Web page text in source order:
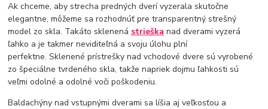
Ak chceme, aby strecha predných dverí vyzerala skutočne
elegantne, môžeme sa rozhodnúť pre transparentný strešný
model zo skla. Takáto sklenená strieška nad dverami vyzerá
ľahko a je takmer neviditeľná a svoju úlohu plní
perfektne. Sklenené prístrešky nad vchodové dvere sú vyrobené
zo špeciálne tvrdeného skla, takže napriek dojmu ľahkosti sú
veľmi odolné a odolné voči poškodeniu.
Baldachýny nad vstupnými dverami sa líšia aj veľkosťou a